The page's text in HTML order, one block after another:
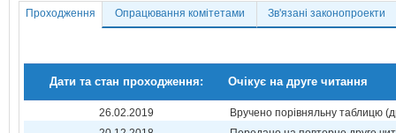
Проходження Опрацювання комітетами Зв'язані законопроекти
Дати та стан проходження: Очікує на друге читання
26.02.2019
Вручено порівняльну таблицю